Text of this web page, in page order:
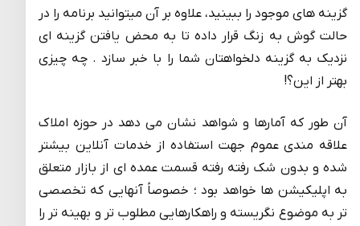
گزینه های موجود را ببینید، علاوه بر آن میتوانید برنامه را در
حالت گوش به زنگ قرار داده تا به محض یافتن گزینه ای
نزدیک به گزینه دلخواهتان شما را با خبر سازد . چه چیزی
بهتر از این؟!
آن طور که آمارها و شواهد نشان می دهد در حوزه املاک
علاقه مندی عموم جهت استفاده از خدمات آنلاین بیشتر
شده و بدون شک رفته رفته قسمت عمده ای از بازار متعلق
به اپلیکیشن ها خواهد بود ؛ خصوصاً آنهایی که تخصصی
تر به موضوع نگریسته و راهکارهایی مطلوب تر و بهینه تر را